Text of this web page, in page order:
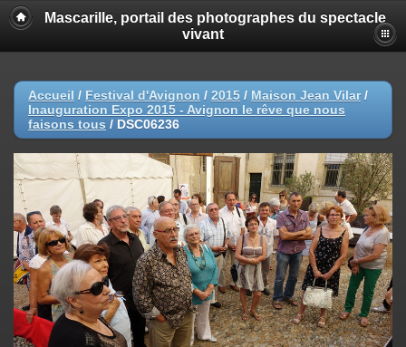
Mascarille, portail des photographes du spectacle
vivant
Accueil / Festival d'Avignon / 2015 / Maison Jean Vilar/
Inauguration Expo 2015 - Avignon le rêve que nous
faisons tous / DSC06236